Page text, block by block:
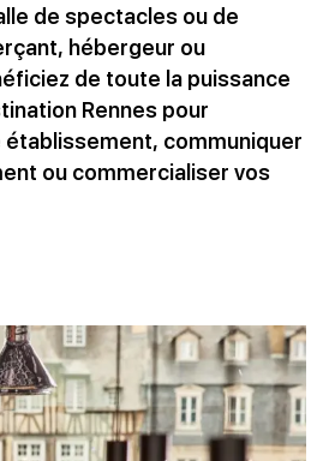
de spectacles ou de
hébergeur ou
de toute la puissance
Rennes pour
communiquer
ou commercialiser vos